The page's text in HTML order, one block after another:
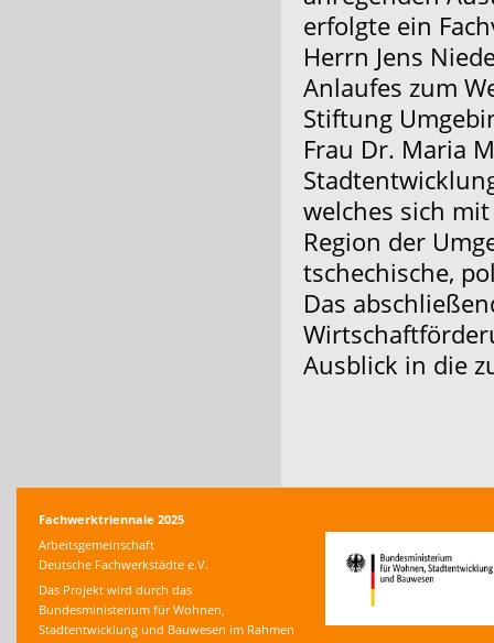
erfolgte ein
Herrn Jens
Anlaufes zum
Stiftung
Frau Dr. Maria
welches sich
Region der
tschechische,
Das
Ausblick in die
Fachwerktriennale 2025
Arbeitsgemeinschaft
Deutsche Fachwerkstädte e.V.
Das Projekt wird durch das
Bundesministerium für Wohnen,
Stadtentwicklung und Bauwesen im Rahmen